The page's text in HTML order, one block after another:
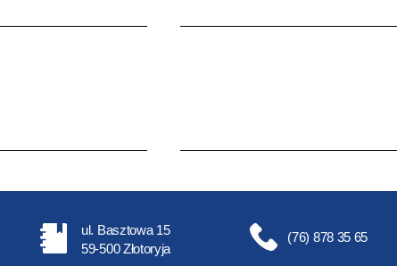
ul. Basztowa 15
59-500 Złotoryja
(76) 878 35 65